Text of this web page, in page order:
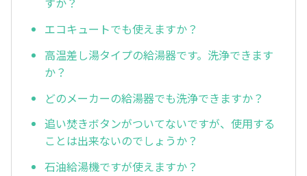
エコキュートでも使えますか？
高温差し湯タイプの給湯器です。洗浄できます
か？
どのメーカーの給湯器でも洗浄できますか？
追い焚きボタンがついてないですが、使用する
ことは出来ないのでしょうか？
石油給湯機ですが使えますか？